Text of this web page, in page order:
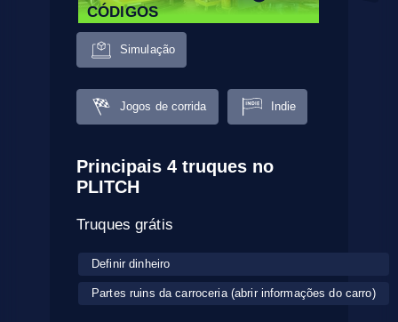
CÓDIGOS
Simulação
Jogos de corrida Indie
Principais 4 truques no
PLITCH
Truques grátis
Definir dinheiro
Partes ruins da carroceria (abrir informações do carro)